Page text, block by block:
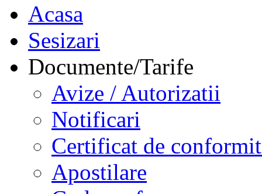
Acasa
Sesizari
Documente/Tarife
Avize / Autorizatii
Notificari
Certificat de
Apostilare